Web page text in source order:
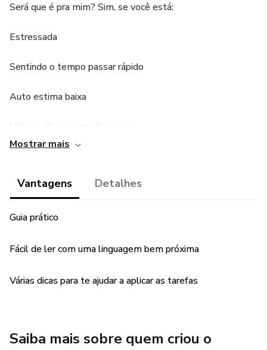
Será que é pra mim? Sim, se você está:
Estressada
Sentindo o tempo passar rápido
Auto estima baixa
Não se olha no espelho mais
Mostrar mais
Vantagens Detalhes
Guia prático
Fácil de ler com uma linguagem bem próxima
Várias dicas para te ajudar a aplicar as tarefas
Saiba mais sobre quem criou o